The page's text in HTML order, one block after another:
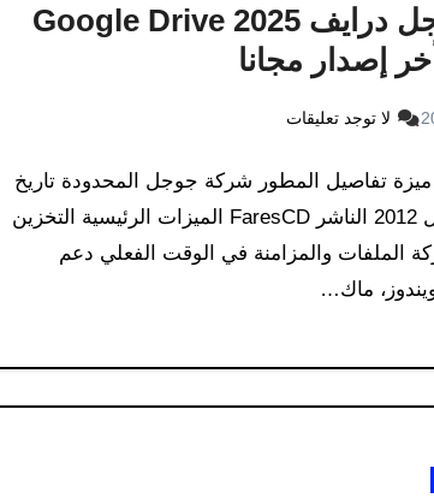
تحميل جوجل درايف 2025 Google Drive
إصدار مجانا
لا توجد تعليقات
تفاصيل المطور شركة جوجل المحدودة تاريخ
الإطلاق 24 أبريل 2012 الناشر FaresCD الميزات الرئيسية التخزين
الملفات والمزامنة في الوقت الفعلي دعم
ماك…